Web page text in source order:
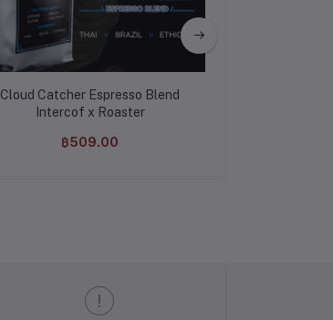
Cloud Catcher Espresso Blend
Intercof x Roaster
฿509.00